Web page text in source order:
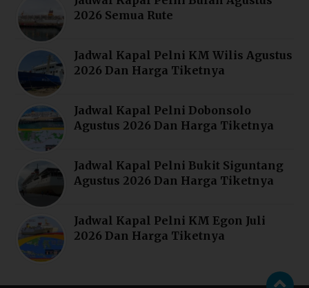
2026 Semua Rute
Jadwal Kapal Pelni KM Wilis Agustus
2026 Dan Harga Tiketnya
Jadwal Kapal Pelni Dobonsolo
Agustus 2026 Dan Harga Tiketnya
Jadwal Kapal Pelni Bukit Siguntang
Agustus 2026 Dan Harga Tiketnya
Jadwal Kapal Pelni KM Egon Juli
2026 Dan Harga Tiketnya